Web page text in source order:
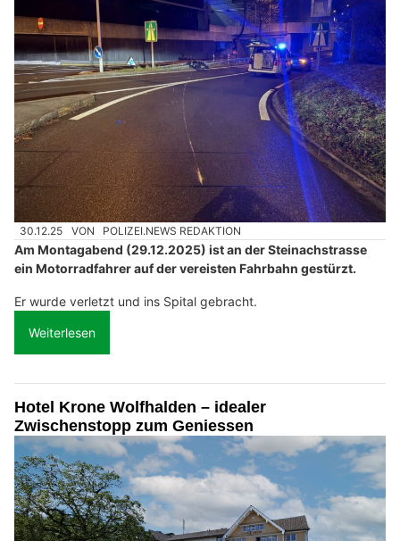
30.12.25 VON POLIZEI.NEWS REDAKTION
Am Montagabend (29.12.2025) ist an der Steinachstrasse
ein Motorradfahrer auf der vereisten Fahrbahn gestürzt.
Er wurde verletzt und ins Spital gebracht.
Weiterlesen
Hotel Krone Wolfhalden – idealer
Zwischenstopp zum Geniessen